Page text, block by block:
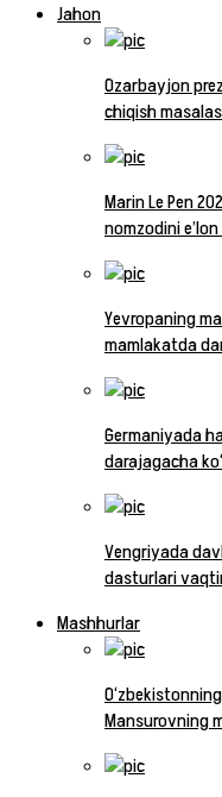
Jahon
Ozarbayjon
chiqish
Marin Le Pen
nomzodini
Yevropaning
mamlakatda
Germaniyada
darajagacha
Vengriyada
dasturlari
Mashhurlar
Mansurovning